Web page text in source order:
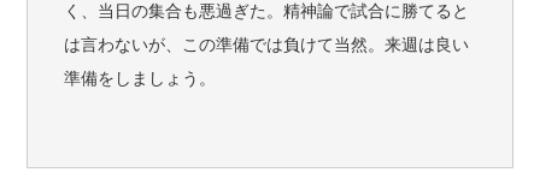
く、当日の集合も悪過ぎた。精神論で試合に勝てると
は言わないが、この準備では負けて当然。来週は良い
準備をしましょう。